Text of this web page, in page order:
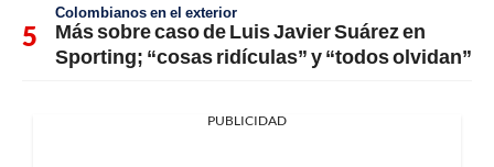
Colombianos en el exterior
Más sobre caso de Luis Javier Suárez en
Sporting; “cosas ridículas” y “todos olvidan”
PUBLICIDAD